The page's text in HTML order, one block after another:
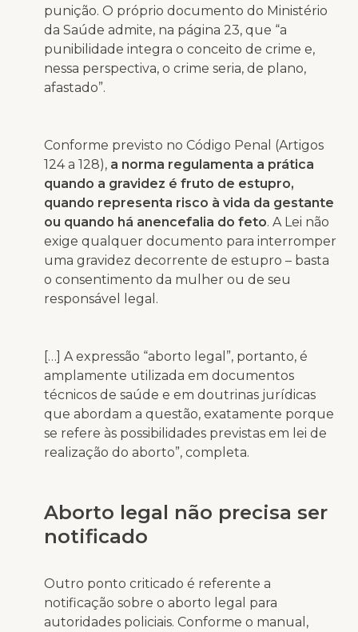
punição. O próprio documento do Ministério
da Saúde admite, na página 23, que “a
punibilidade integra o conceito de crime e,
nessa perspectiva, o crime seria, de plano,
afastado”.
Conforme previsto no Código Penal (Artigos
124 a 128), a norma regulamenta a prática
quando a gravidez é fruto de estupro,
quando representa risco à vida da gestante
ou quando há anencefalia do feto. A Lei não
exige qualquer documento para interromper
uma gravidez decorrente de estupro – basta
o consentimento da mulher ou de seu
responsável legal.
[…] A expressão “aborto legal”, portanto, é
amplamente utilizada em documentos
técnicos de saúde e em doutrinas jurídicas
que abordam a questão, exatamente porque
se refere às possibilidades previstas em lei de
realização do aborto”, completa.
Aborto legal não precisa ser
notificado
Outro ponto criticado é referente a
notificação sobre o aborto legal para
autoridades policiais. Conforme o manual,